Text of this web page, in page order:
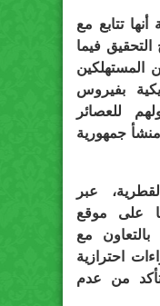
تتابع مع
التحقيق فيما
المستهلكين
بفيروس
للعصائر
جمهورية
عبر
على موقع
بالتعاون مع
احترازية
من عدم